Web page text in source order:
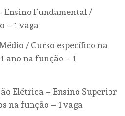
Ensino Fundamental /
– 1 vaga
/ Curso específico na
ano na função – 1
Elétrica – Ensino Superior
na função – 1 vaga